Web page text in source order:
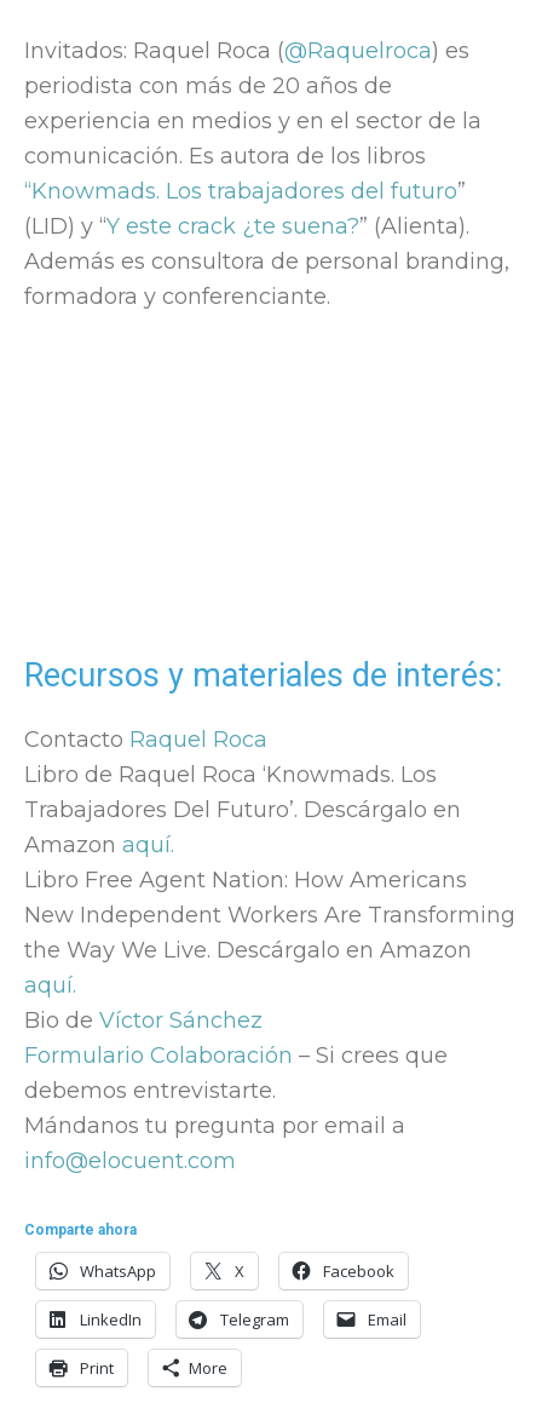
Invitados: Raquel Roca (@Raquelroca) es
periodista con más de 20 años de
experiencia en medios y en el sector de la
comunicación. Es autora de los libros
“Knowmads. Los trabajadores del futuro”
(LID) y “Y este crack ¿te suena?” (Alienta).
Además es consultora de personal branding,
formadora y conferenciante.
Recursos y materiales de interés:
Contacto Raquel Roca
Libro de Raquel Roca ‘Knowmads. Los
Trabajadores Del Futuro’. Descárgalo en
Amazon aquí.
Libro Free Agent Nation: How Americans
New Independent Workers Are Transforming
the Way We Live. Descárgalo en Amazon
aquí.
Bio de Víctor Sánchez
Formulario Colaboración – Si crees que
debemos entrevistarte.
Mándanos tu pregunta por email a
info@elocuent.com
Comparte ahora
WhatsApp X Facebook
LinkedIn Telegram Email
Print More